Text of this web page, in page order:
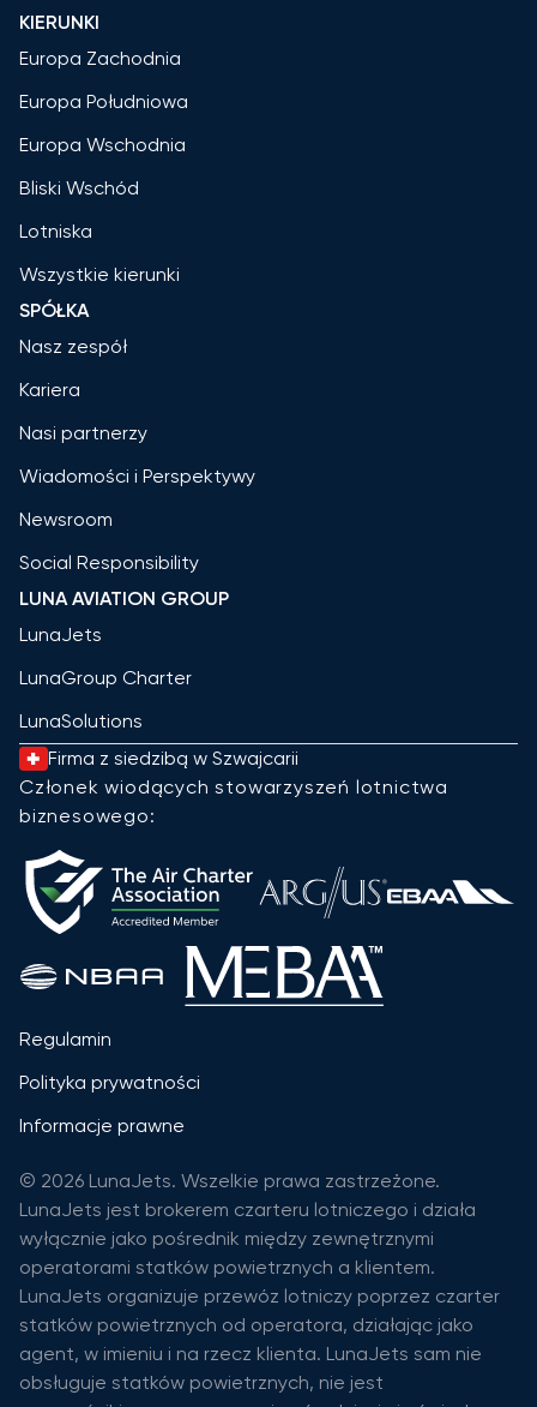
KIERUNKI
Europa Zachodnia
Europa Południowa
Europa Wschodnia
Bliski Wschód
Lotniska
Wszystkie kierunki
SPÓŁKA
Nasz zespół
Kariera
Nasi partnerzy
Wiadomości i Perspektywy
Newsroom
Social Responsibility
LUNA AVIATION GROUP
LunaJets
LunaGroup Charter
LunaSolutions
Firma z siedzibą w Szwajcarii
Członek wiodących stowarzyszeń lotnictwa
biznesowego:
Regulamin
Polityka prywatności
Informacje prawne
© 2026 LunaJets. Wszelkie prawa zastrzeżone.
LunaJets jest brokerem czarteru lotniczego i działa
wyłącznie jako pośrednik między zewnętrznymi
operatorami statków powietrznych a klientem.
LunaJets organizuje przewóz lotniczy poprzez czarter
statków powietrznych od operatora, działając jako
agent, w imieniu i na rzecz klienta. LunaJets sam nie
obsługuje statków powietrznych, nie jest